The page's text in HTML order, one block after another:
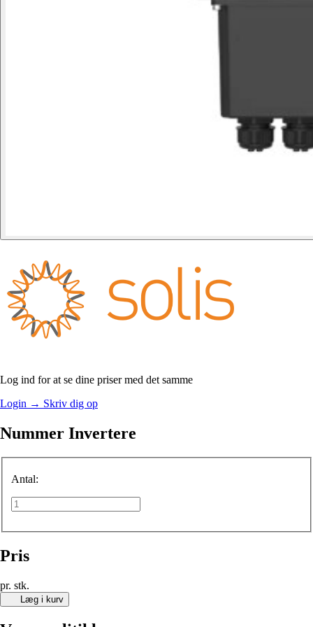
Log ind for at se dine priser med det samme
Login → Skriv dig op
Nummer Invertere
Antal:
Pris
pr. stk.
Læg i kurv